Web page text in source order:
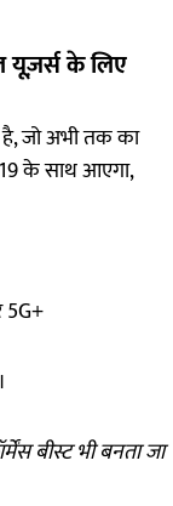
यूज़र्स के लिए
जो अभी तक का
के साथ आएगा,
5G+
बीस्ट भी बनता जा